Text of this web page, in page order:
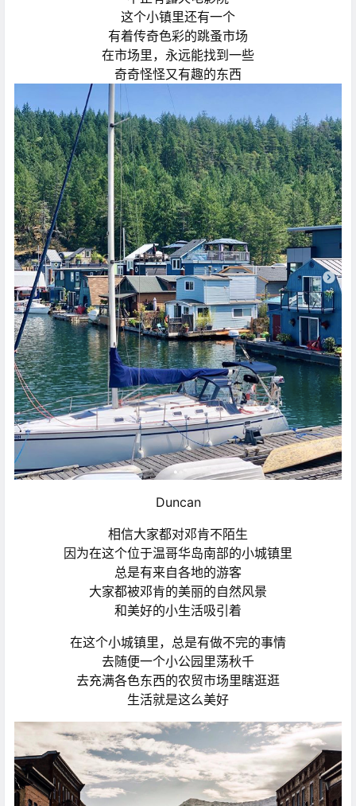
这个小镇里还有一个
有着传奇色彩的跳蚤市场
在市场里，永远能找到一些
奇奇怪怪又有趣的东西
Duncan
相信大家都对邓肯不陌生
因为在这个位于温哥华岛南部的小城镇里
总是有来自各地的游客
大家都被邓肯的美丽的自然风景
和美好的小生活吸引着
在这个小城镇里，总是有做不完的事情
去随便一个小公园里荡秋千
去充满各色东西的农贸市场里瞎逛逛
生活就是这么美好